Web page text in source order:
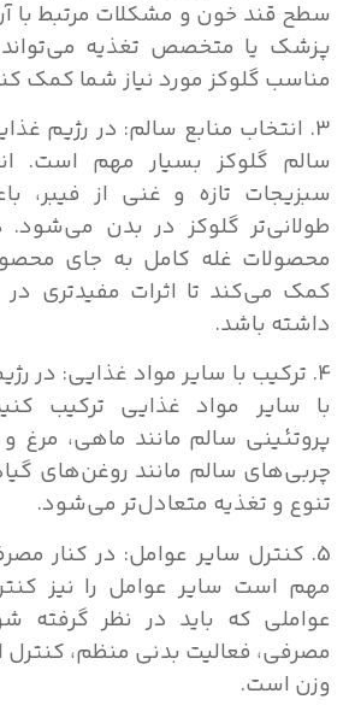
سطح قند خون و مشکلات مرتبط با
پزشک یا متخصص تغذیه می‌تواند
مناسب گلوکز مورد نیاز شما کمک
3. انتخاب منابع سالم: در رژیم
سالم گلوکز بسیار مهم است.
سبزیجات تازه و غنی از فیبر،
طولانی‌تر گلوکز در بدن می‌شود.
محصولات غله کامل به جای
کمک می‌کند تا اثرات مفیدتری
داشته باشد.
4. ترکیب با سایر مواد غذایی: در
با سایر مواد غذایی ترکیب
پروتئینی سالم مانند ماهی،
چربی‌های سالم مانند روغن‌های
تنوع و تغذیه متعادل‌تر می‌شود.
5. کنترل سایر عوامل: در کنار
مهم است سایر عوامل را نیز
عواملی که باید در نظر گرفته
مصرفی، فعالیت بدنی منظم،
وزن است.